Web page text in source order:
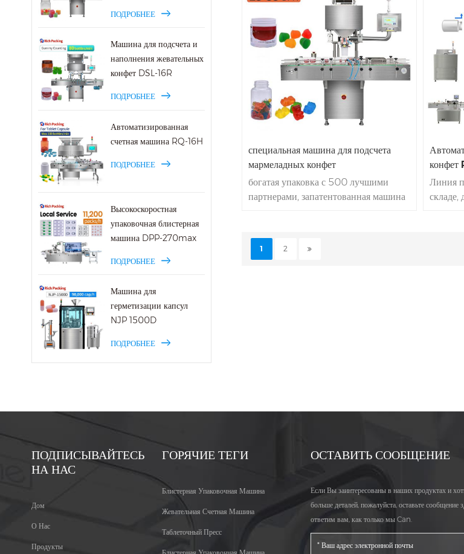
ПОДРОБНЕЕ
Машина для подсчета и
наполнения жевательных
конфет DSL-16R
ПОДРОБНЕЕ
Автоматизированная
счетная машина RQ-16H
ПОДРОБНЕЕ
Высокоскоростная
упаковочная блистерная
машина DPP-270max
ПОДРОБНЕЕ
Машина для
герметизации капсул
NJP 1500D
ПОДРОБНЕЕ
производительность до 200 бутылок/
мин.7*24 часа непрерывной работы |
завод прямой! производит счетчик
жевательных конфет в капсулах для
таблеток с 1993 года | автоматический
подсчет счетчиков машина для
розлива исходный завод. местное
обслуживание на месте
с 1993
завод
специальная машина для подсчета
мармеладных конфет
богатая упаковка с 500 лучшими
партнерами, запатентованная машина
sgs,в наличии и будет в течение 15
дней с доставкой.
конфет
Линия
складе,
1 2
ПОДПИСЫВАЙТЕСЬ
НА НАС
Дом
О Нас
Продукты
ГОРЯЧИЕ ТЕГИ
Блистерная Упаковочная Машина
Жевательная Счетная Машина
Таблеточный Пресс
ОСТАВИТЬ СООБЩЕНИЕ
Если Вы заинтересованы в наших продуктах и
больше деталей, пожалуйста, оставьте сообщение
ответим вам, как только мы Can.